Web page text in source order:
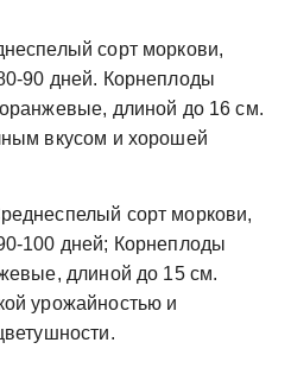
сорт моркови,
90 дней. Корнеплоды
длиной до 16 см.
вкусом и хорошей
сорт моркови,
100 дней; Корнеплоды
длиной до 15 см.
урожайностью и